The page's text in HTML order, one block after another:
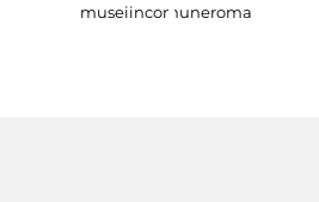
museiincomuneroma